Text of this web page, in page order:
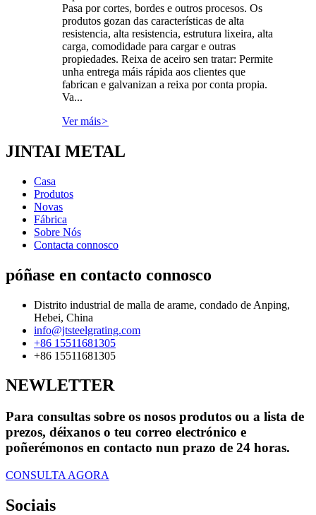
Pasa por cortes, bordes e outros procesos. Os
produtos gozan das características de alta
resistencia, alta resistencia, estrutura lixeira, alta
carga, comodidade para cargar e outras
propiedades. Reixa de aceiro sen tratar: Permite
unha entrega máis rápida aos clientes que
fabrican e galvanizan a reixa por conta propia.
Va...
Ver máis>
JINTAI METAL
Casa
Produtos
Novas
Fábrica
Sobre Nós
Contacta connosco
póñase en contacto connosco
Distrito industrial de malla de arame, condado de Anping,
Hebei, China
info@jtsteelgrating.com
+86 15511681305
+86 15511681305
NEWLETTER
Para consultas sobre os nosos produtos ou a lista de
prezos, déixanos o teu correo electrónico e
poñerémonos en contacto nun prazo de 24 horas.
CONSULTA AGORA
Sociais